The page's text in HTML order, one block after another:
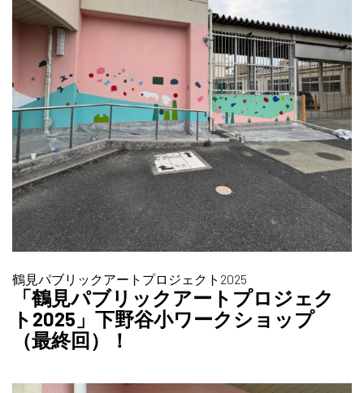
鶴見パブリックアートプロジェクト2025
「鶴見パブリックアートプロジェク
ト2025」下野谷小ワークショップ
（最終回）！